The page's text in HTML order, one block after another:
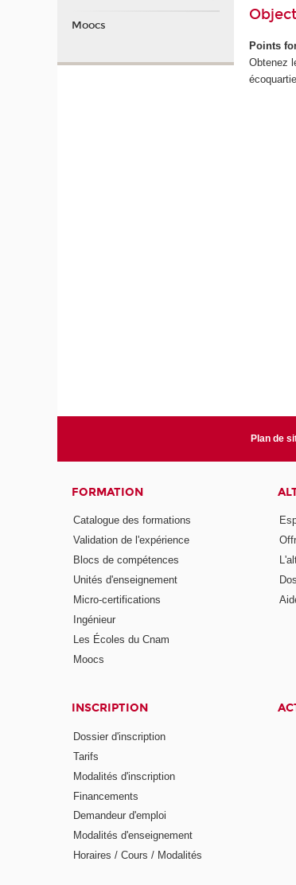
Points
Obtenez
Moocs
Plan de
FORMATION
Catalogue des formations
Validation de l'expérience
Blocs de compétences
Unités d'enseignement
Micro-certifications
Ingénieur
Les Écoles du Cnam
Moocs
INSCRIPTION
Dossier d'inscription
Tarifs
Modalités d'inscription
Financements
Demandeur d'emploi
Modalités d'enseignement
Horaires / Cours / Modalités